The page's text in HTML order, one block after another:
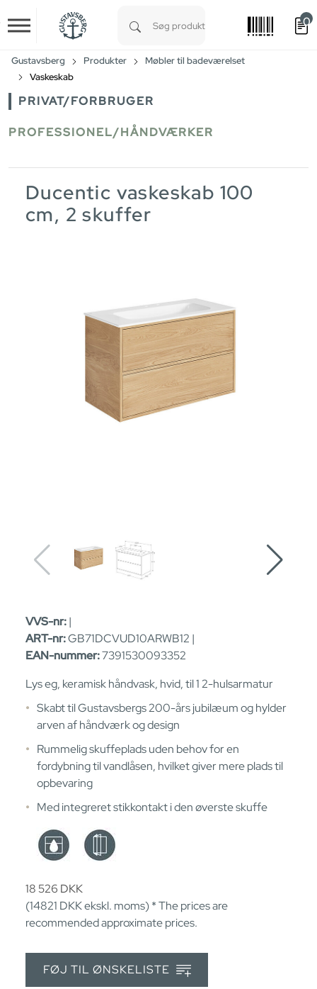
Skip to main content
0
Gustavsberg Produkter
Møbler til badeværelset
Vaskeskab
PRIVAT/FORBRUGER
PROFESSIONEL/HÅNDVÆRKER
Ducentic vaskeskab 100
cm, 2 skuffer
VVS-nr:|
ART-nr:GB71DCVUD10ARWB12 |
EAN-nummer:7391530093352
Lys eg, keramisk håndvask, hvid, til 1 2-hulsarmatur
Skabt til Gustavsbergs 200-års jubilæum og hylder
arven af håndværk og design
Rummelig skuffeplads uden behov for en
fordybning til vandlåsen, hvilket giver mere plads til
opbevaring
Med integreret stikkontakt i den øverste skuffe
18 526 DKK
(14821 DKKekskl. moms) * The prices are
recommended approximate prices.
FØJ TIL ØNSKELISTE